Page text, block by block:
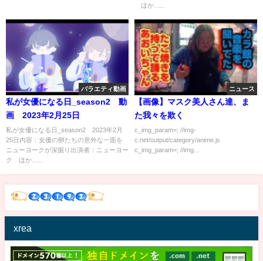
ほか......
バラエティ動画
私が女優になる日_season2 動
画 2023年2月25日
私が女優になる日_season2 2023年2月
25日内容：女優の卵たちの意外な一面を
ニューヨークが深掘り出演者：ニューヨー
ク ほか......
ニュース
【画像】マスク美人さん達、ま
た我々を欺く
c_img_param=; //img-
c.net/output/category/anime.js
c_img_param=; //img...
xrea